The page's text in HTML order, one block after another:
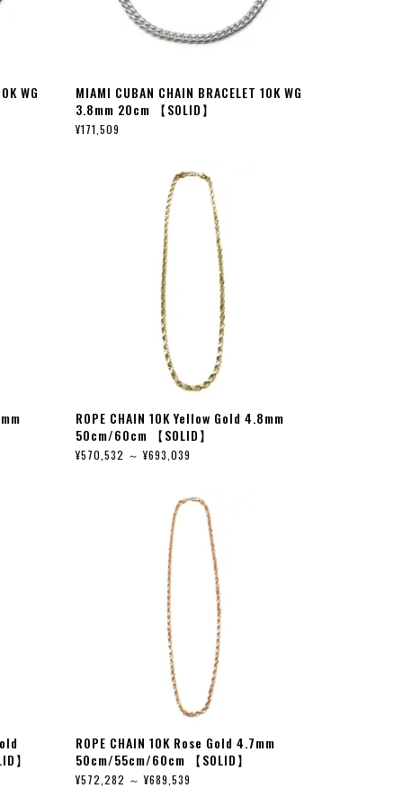
WG
MIAMI CUBAN CHAIN BRACELET 10K WG
3.8mm 20cm 【SOLID】
¥171,509
ROPE CHAIN 10K Yellow Gold 4.8mm
50cm/60cm 【SOLID】
¥570,532 ～ ¥693,039
】
ROPE CHAIN 10K Rose Gold 4.7mm
50cm/55cm/60cm 【SOLID】
¥572,282 ～ ¥689,539